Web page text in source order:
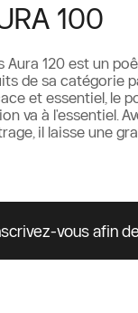
100
Aura 120 est un
de sa catégorie
et essentiel, le
va à l'essentiel.
il laisse une
vous afin